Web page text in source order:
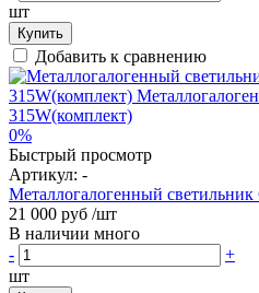
шт
Купить
Добавить к сравнению
0%
Быстрый просмотр
Артикул: -
Металлогалогенный
21 000 руб /шт
В наличии много
-
+
шт